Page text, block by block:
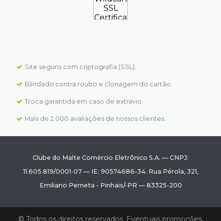
Site seguro com criptografia (SSL).
Blindado contra roubo e clonagem do cartão.
Troca garantida em caso de extravio.
Mais de 2.000 avaliações de nossos clientes.
Clube do Malte Comércio Eletrônico S.A. — CNPJ:
11.605.819/0001-07— IE: 90574686-34. Rua Pérola, 321,
Emiliano Perneta - Pinhais/-PR — 83325-200
© Todos os direitos reservados. Eventuais promoções,